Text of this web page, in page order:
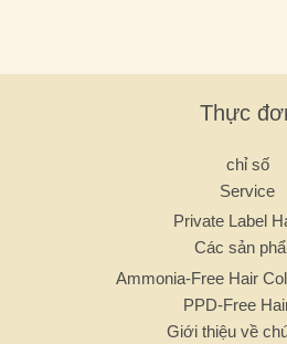
Thực
chỉ số
Service
Private Label
Các sản
Ammonia-Free Hair
PPD-Free
Giới thiệu về